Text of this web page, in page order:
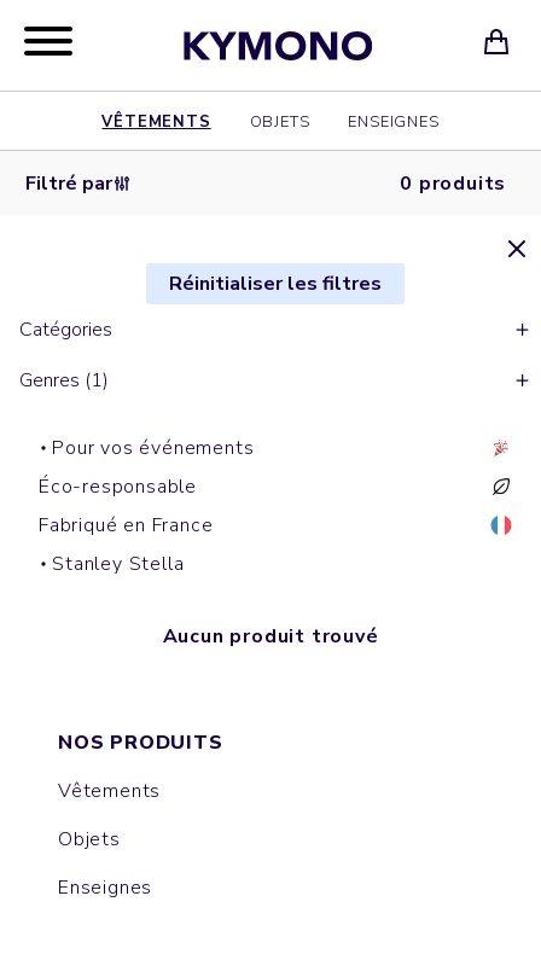
VÊTEMENTS OBJETS ENSEIGNES
Filtré par 0 produits
Réinitialiser les filtres
Catégories
Genres (1)
Pour vos événements
Éco-responsable
Fabriqué en France
Stanley Stella
Aucun produit trouvé
NOS PRODUITS
Vêtements
Objets
Enseignes